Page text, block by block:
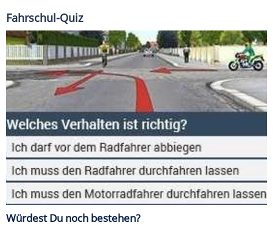
Fahrschul-Quiz
Würdest Du noch bestehen?